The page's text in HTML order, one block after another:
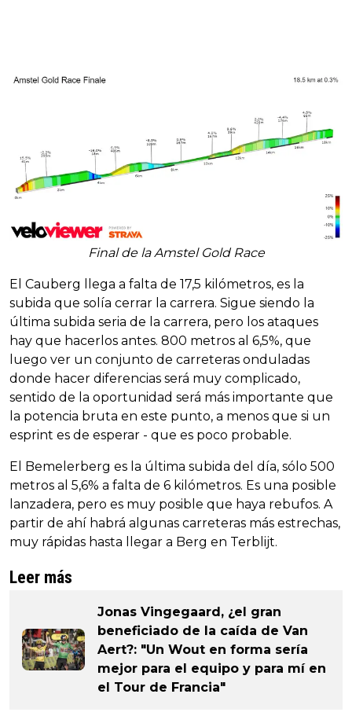
Final de la Amstel Gold Race
El Cauberg llega a falta de 17,5 kilómetros, es la
subida que solía cerrar la carrera. Sigue siendo la
última subida seria de la carrera, pero los ataques
hay que hacerlos antes. 800 metros al 6,5%, que
luego ver un conjunto de carreteras onduladas
donde hacer diferencias será muy complicado,
sentido de la oportunidad será más importante que
la potencia bruta en este punto, a menos que si un
esprint es de esperar - que es poco probable.
El Bemelerberg es la última subida del día, sólo 500
metros al 5,6% a falta de 6 kilómetros. Es una posible
lanzadera, pero es muy posible que haya rebufos. A
partir de ahí habrá algunas carreteras más estrechas,
muy rápidas hasta llegar a Berg en Terblijt.
Leer más
Jonas Vingegaard, ¿el gran
beneficiado de la caída de Van
Aert?: "Un Wout en forma sería
mejor para el equipo y para mí en
el Tour de Francia"